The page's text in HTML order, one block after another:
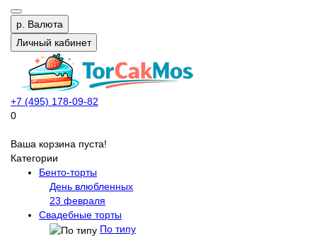
р. Валюта
Личный кабинет
+7 (495) 178-09-82
0
Ваша корзина пуста!
Категории
Бенто-торты
День влюбленных
23 февраля
Свадебные торты
По типу